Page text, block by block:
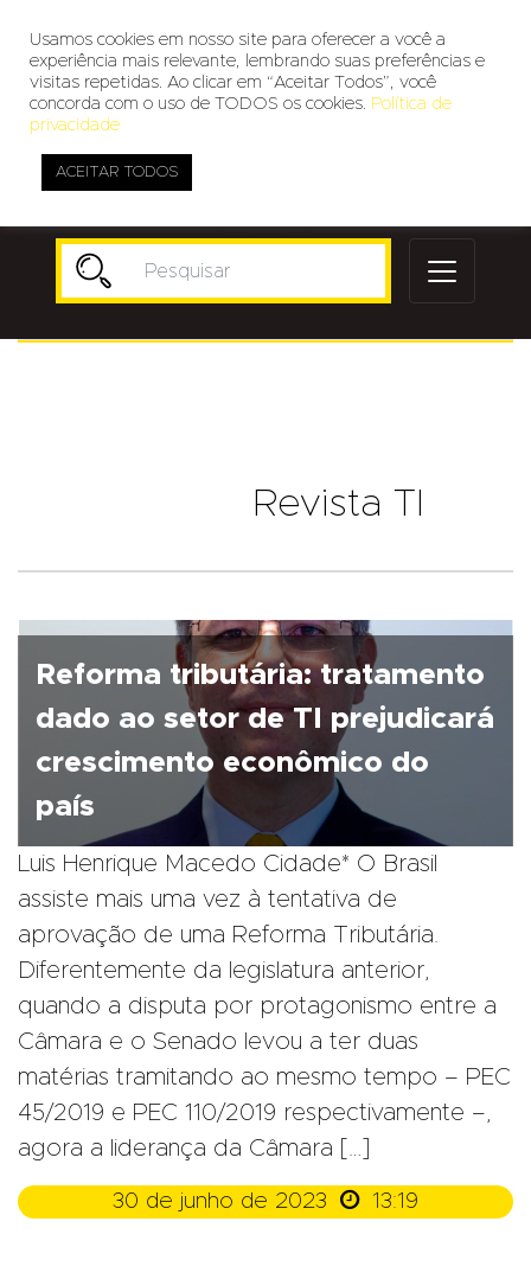
Revista TI
Reforma tributária: tratamento
dado ao setor de TI prejudicará
crescimento econômico do
país
Luis Henrique Macedo Cidade* O Brasil
assiste mais uma vez à tentativa de
aprovação de uma Reforma Tributária.
Diferentemente da legislatura anterior,
quando a disputa por protagonismo entre a
Câmara e o Senado levou a ter duas
matérias tramitando ao mesmo tempo – PEC
45/2019 e PEC 110/2019 respectivamente –,
agora a liderança da Câmara […]
30 de junho de 2023  13:19
Usamos cookies em nosso site para oferecer a você a
experiência mais relevante, lembrando suas preferências e
visitas repetidas. Ao clicar em “Aceitar Todos”, você
concorda com o uso de TODOS os cookies. Política de
privacidade
ACEITAR TODOS